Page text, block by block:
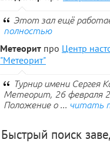
Этот зал ещё
полностью
Метеорит про Центр
"Метеорит"
Турнир имени Сергея
Метеорит, 26 февраля
Положение о ... читать
Быстрый поиск